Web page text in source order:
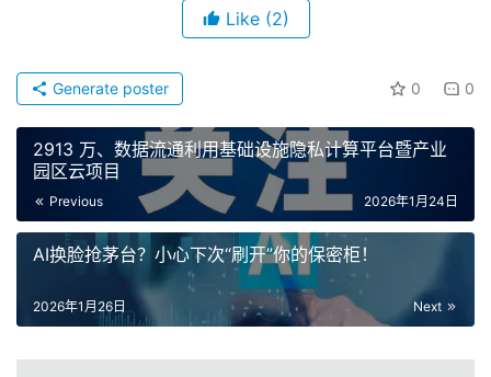
Like (2)
0 0
Generate poster
2913 万、数据流通利用基础设施隐私计算平台暨产业
园区云项目
Previous 2026年1月24日
AI换脸抢茅台？小心下次“刷开”你的保密柜！
Next
2026年1月26日